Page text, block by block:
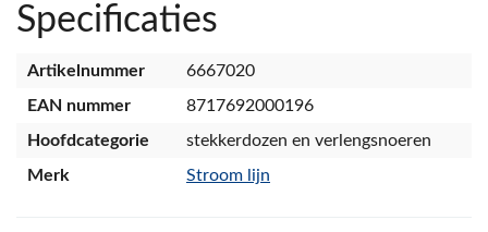
Specificaties
Artikelnummer
6667020
EAN nummer
8717692000196
Hoofdcategorie
stekkerdozen en verlengsnoeren
Merk
Stroom lijn